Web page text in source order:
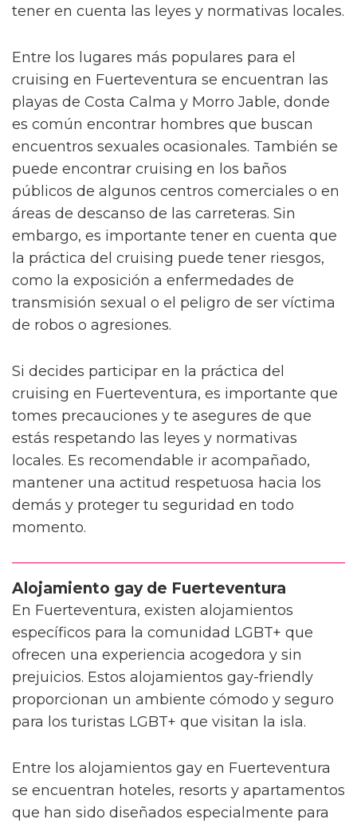
tener en cuenta las leyes y normativas locales.
Entre los lugares más populares para el
cruising en Fuerteventura se encuentran las
playas de Costa Calma y Morro Jable, donde
es común encontrar hombres que buscan
encuentros sexuales ocasionales. También se
puede encontrar cruising en los baños
públicos de algunos centros comerciales o en
áreas de descanso de las carreteras. Sin
embargo, es importante tener en cuenta que
la práctica del cruising puede tener riesgos,
como la exposición a enfermedades de
transmisión sexual o el peligro de ser víctima
de robos o agresiones.
Si decides participar en la práctica del
cruising en Fuerteventura, es importante que
tomes precauciones y te asegures de que
estás respetando las leyes y normativas
locales. Es recomendable ir acompañado,
mantener una actitud respetuosa hacia los
demás y proteger tu seguridad en todo
momento.
Alojamiento gay de Fuerteventura
En Fuerteventura, existen alojamientos
específicos para la comunidad LGBT+ que
ofrecen una experiencia acogedora y sin
prejuicios. Estos alojamientos gay-friendly
proporcionan un ambiente cómodo y seguro
para los turistas LGBT+ que visitan la isla.
Entre los alojamientos gay en Fuerteventura
se encuentran hoteles, resorts y apartamentos
que han sido diseñados especialmente para